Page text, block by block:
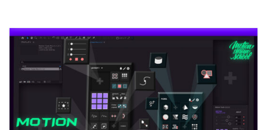
操作パネルの『BUTTONS』▶︎『Add Button』
▶︎『Run Scriptlet』を選択して